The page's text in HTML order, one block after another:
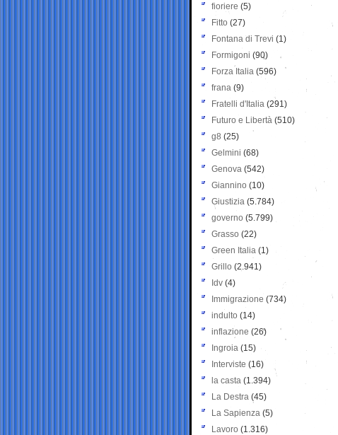
fioriere (5)
Fitto (27)
Fontana di Trevi (1)
Formigoni (90)
Forza Italia (596)
frana (9)
Fratelli d'Italia (291)
Futuro e Libertà (510)
g8 (25)
Gelmini (68)
Genova (542)
Giannino (10)
Giustizia (5.784)
governo (5.799)
Grasso (22)
Green Italia (1)
Grillo (2.941)
Idv (4)
Immigrazione (734)
indulto (14)
inflazione (26)
Ingroia (15)
Interviste (16)
la casta (1.394)
La Destra (45)
La Sapienza (5)
Lavoro (1.316)